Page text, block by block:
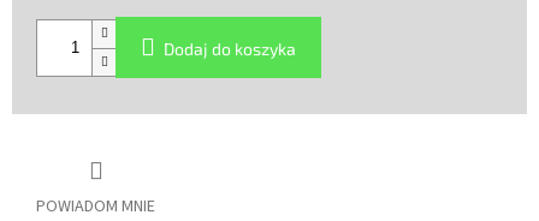
POWIADOM MNIE
jednostkowa:
Dodaj do koszyka